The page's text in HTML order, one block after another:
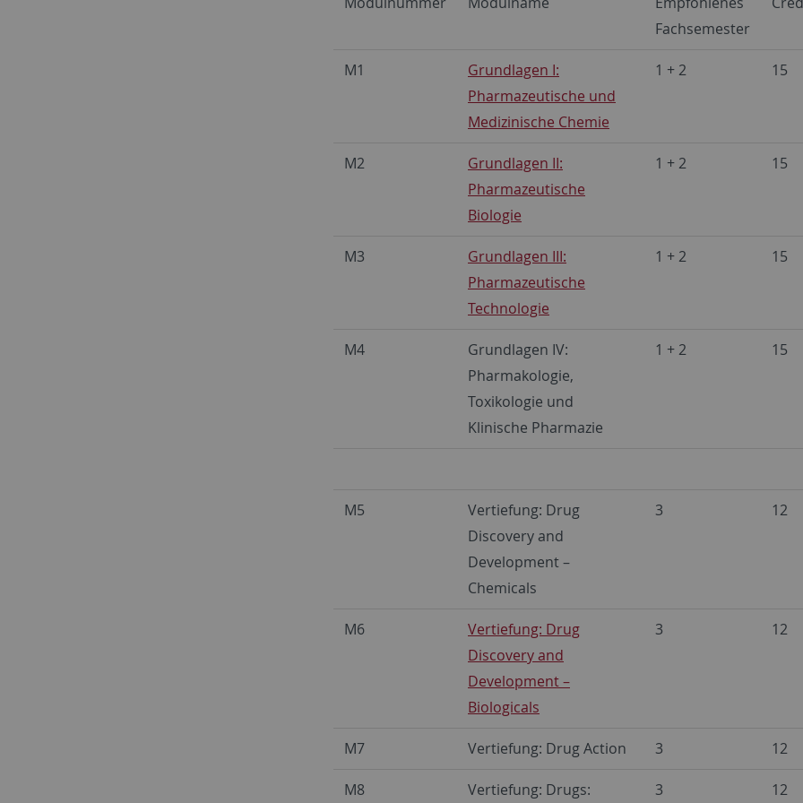
Fachsemester
M1
Grundlagen I:
Pharmazeutische und
Medizinische Chemie
1 + 2 15
M2
Grundlagen II:
Pharmazeutische
Biologie
1 + 2 15
M3
Grundlagen III:
Pharmazeutische
Technologie
1 + 2 15
M4
Grundlagen IV:
Pharmakologie,
Toxikologie und
Klinische Pharmazie
1 + 2 15
M5
Vertiefung: Drug
Discovery and
Development –
Chemicals
3 12
M6
Vertiefung: Drug
Discovery and
Development –
Biologicals
3 12
M7 Vertiefung: Drug Action 3 12
M8 Vertiefung: Drugs: 3 12